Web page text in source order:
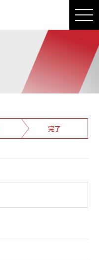
完了